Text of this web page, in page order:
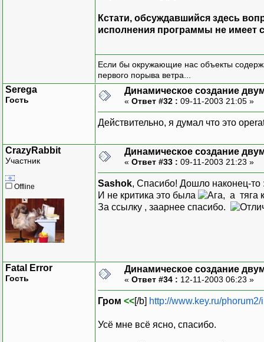
Кстати, обсуждавшийся здесь
исполнения программы не имеет
Если бы окружающие нас объекты
первого порыва ветра...
Serega
Гость
Динамическое создание
« Ответ #32 : 09-11-2003 21:05 »
Действительно, я думал что это
CrazyRabbit
Участник
Offline
Динамическое создание
« Ответ #33 : 09-11-2003 21:23 »
Sashok, Спасибо! Дошло наконец-
И не критика это была
, а тяга
За ссылку , заарнее спасибо.
Fatal Error
Гость
Динамическое создание
« Ответ #34 : 12-11-2003 06:23 »
Гром <<[/b] http://www.key.ru/
Усё мне всё ясно, спасибо.